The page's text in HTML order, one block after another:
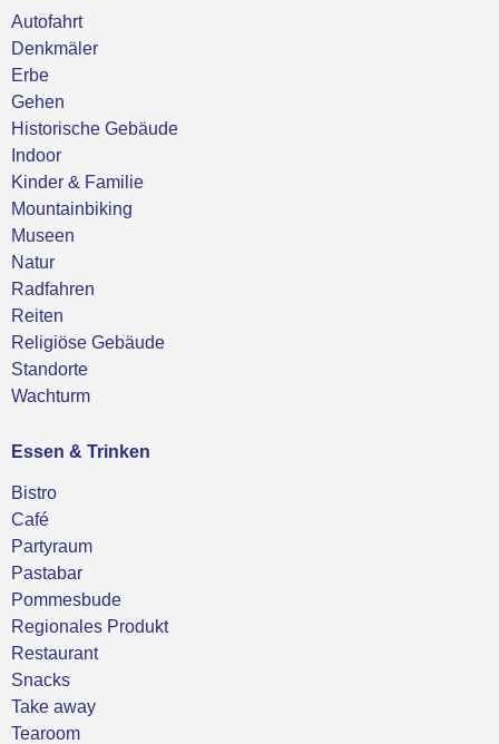
Autofahrt
Denkmäler
Erbe
Gehen
Historische Gebäude
Indoor
Kinder & Familie
Mountainbiking
Museen
Natur
Radfahren
Reiten
Religiöse Gebäude
Standorte
Wachturm
Essen & Trinken
Bistro
Café
Partyraum
Pastabar
Pommesbude
Regionales Produkt
Restaurant
Snacks
Take away
Tearoom